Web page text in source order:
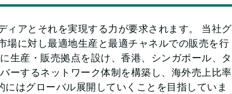
アとそれを実現する力が要求されます。 当社グ
に対し最適地生産と最適チャネルでの販売を行
生産・販売拠点を設け、香港、シンガポール、タ
ーするネットワーク体制を構築し、海外売上比率
はグローバル展開していくことを目指していま